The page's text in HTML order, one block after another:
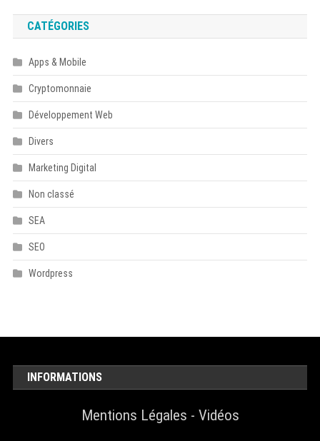
CATÉGORIES
Apps & Mobile
Cryptomonnaie
Développement Web
Divers
Marketing Digital
Non classé
SEA
SEO
Wordpress
INFORMATIONS
Mentions Légales - Vidéos